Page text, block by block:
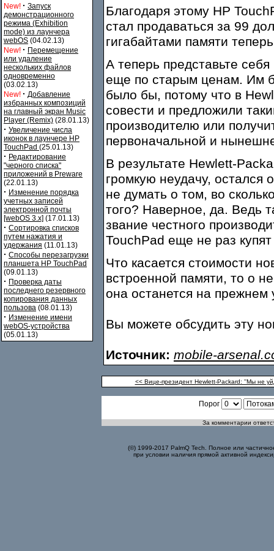
New! · Запуск
демонстрационного
режима (Exhibition
mode) из лаунчера
webOS (04.02.13)
New! · Перемещение
или удаление
нескольких файлов
одновременно
(03.02.13)
New! · Добавление
избранных композиций
на главный экран Music
Player (Remix) (28.01.13)
· Увеличение числа
иконок в лаунчере HP
TouchPad (25.01.13)
· Редактирование
"черного списка"
приложений в Preware
(22.01.13)
· Изменение порядка
учетных записей
электронной почты
[webOS 3.x] (17.01.13)
· Сортировка списков
путем нажатия и
удержания (11.01.13)
· Способы перезагрузки
планшета HP TouchPad
(09.01.13)
· Проверка даты
последнего резервного
копирования данных
пользова (08.01.13)
· Изменение имени
webOS-устройства
(05.01.13)
Благодаря этому HP
стал продаваться за 99
гигабайтами памяти
А теперь представьте
еще по старым ценам. Им
было бы, потому что в
совести и предложили
производителю или
первоначальной и
В результате Hewlett-
громкую неудачу,
не думать о том, во
того? Наверное, да. Ведь
звание честного
TouchPad еще не раз
Что касается стоимости
встроенной памяти, то о
она останется на
Вы можете обсудить эту
Источник: mobile-
<< Вице-президент Hewlett-Packard: ''Мы не
Порог
За комментарии
(©) 1999-2017 PalmQ Tech. Полное или
при условии наличия прямой активной